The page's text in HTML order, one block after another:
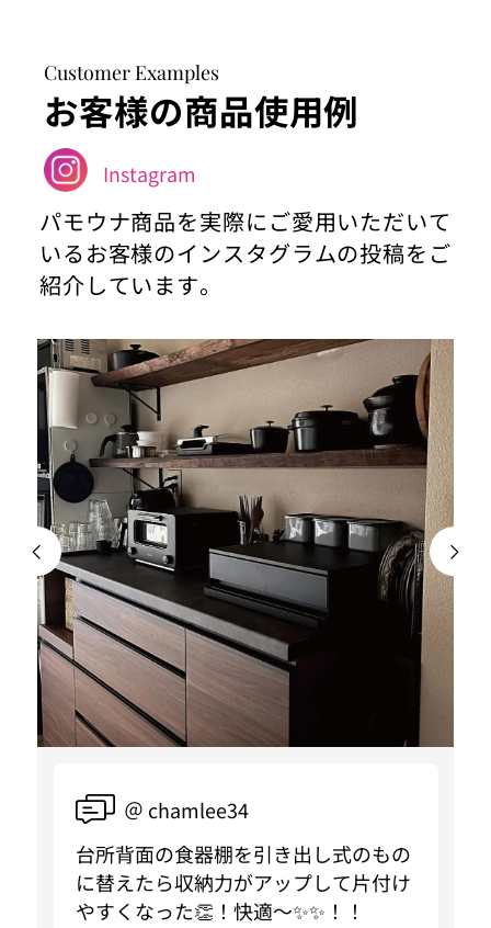
Customer Examples
お客様の商品使用例
Instagram
パモウナ商品を実際にご愛用いただいて
いるお客様のインスタグラムの投稿をご
紹介しています。
＠ chamlee34
台所背面の食器棚を引き出し式のもの
に替えたら収納力がアップして片付け
やすくなった👏！快適〜✨✨！！